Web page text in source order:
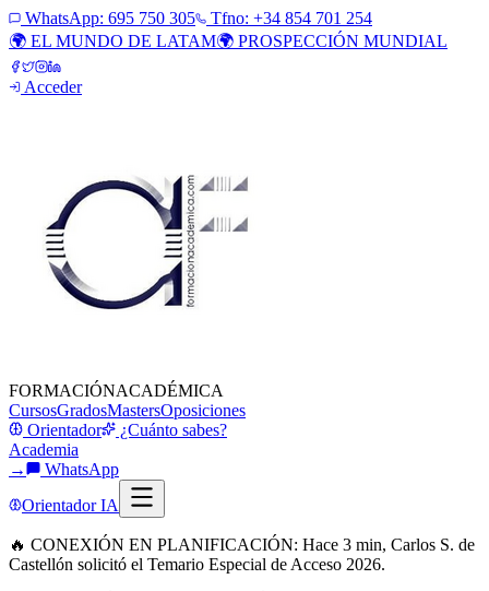
WhatsApp: 695 750 305
Tfno: +34 854 701 254
🌍 EL MUNDO DE LATAM🌍 PROSPECCIÓN MUNDIAL
Acceder
FORMACIÓNACADÉMICA
CursosGradosMastersOposiciones
Orientador
¿Cuánto sabes?
Academia
→
WhatsApp
Orientador IA
🔥 CONEXIÓN EN PLANIFICACIÓN: Hace 3 min, Carlos S. de
Castellón solicitó el Temario Especial de Acceso 2026.